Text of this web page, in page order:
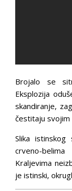
Brojalo se
Eksplozija
skandiranje,
čestitaju svojim
Slika
crveno-
Kraljevima
je istinski,